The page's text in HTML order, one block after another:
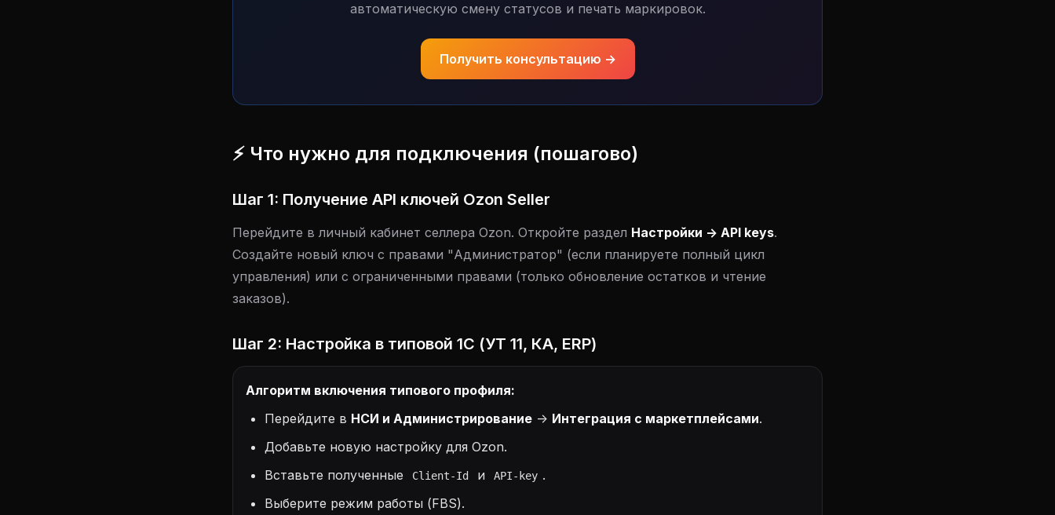
автоматическую смену статусов и печать маркировок.
Получить консультацию →
⚡ Что нужно для подключения (пошагово)
Шаг 1: Получение API ключей Ozon Seller
Перейдите в личный кабинет селлера Ozon. Откройте раздел Настройки -> API keys.
Создайте новый ключ с правами "Администратор" (если планируете полный цикл
управления) или с ограниченными правами (только обновление остатков и чтение
заказов).
Шаг 2: Настройка в типовой 1С (УТ 11, КА, ERP)
Алгоритм включения типового профиля:
Перейдите в НСИ и Администрирование -> Интеграция с маркетплейсами.
Добавьте новую настройку для Ozon.
Вставьте полученные
Client-Id и API-key .
Выберите режим работы (FBS).